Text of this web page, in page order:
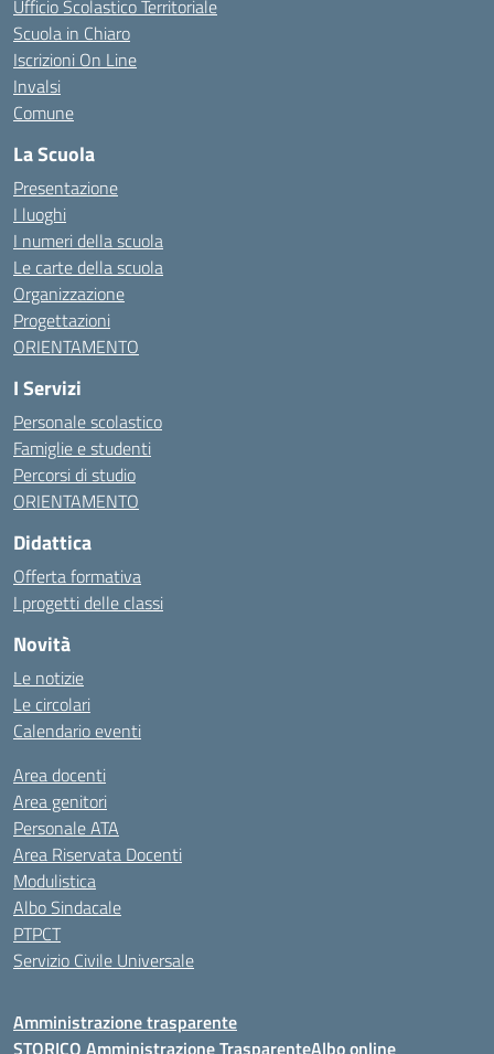
Ufficio Scolastico Territoriale
Scuola in Chiaro
Iscrizioni On Line
Invalsi
Comune
La Scuola
Presentazione
I luoghi
I numeri della scuola
Le carte della scuola
Organizzazione
Progettazioni
ORIENTAMENTO
I Servizi
Personale scolastico
Famiglie e studenti
Percorsi di studio
ORIENTAMENTO
Didattica
Offerta formativa
I progetti delle classi
Novità
Le notizie
Le circolari
Calendario eventi
Area docenti
Area genitori
Personale ATA
Area Riservata Docenti
Modulistica
Albo Sindacale
PTPCT
Servizio Civile Universale
Amministrazione trasparente
STORICO Amministrazione TrasparenteAlbo online